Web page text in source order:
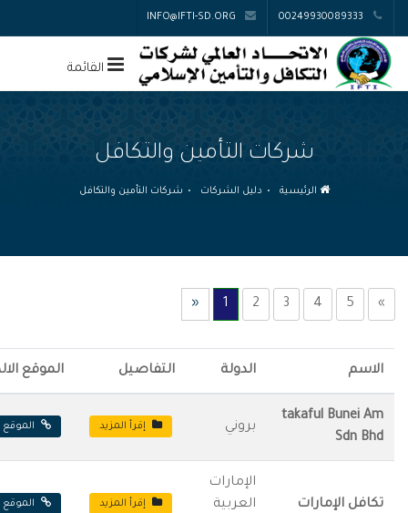
القائمة
شركات التأمين والتكافل
الرئيسية دليل الشركات شركات التأمين والتكافل
« 1 2 3 4 5 »
الاسم الدولة التفاصيل الموقع
takaful Bunei Am
Sdn Bhd
بروني إقرأ المزيد الموقع
تكافل الإمارات
الإمارات
العربية
إقرأ المزيد الموقع